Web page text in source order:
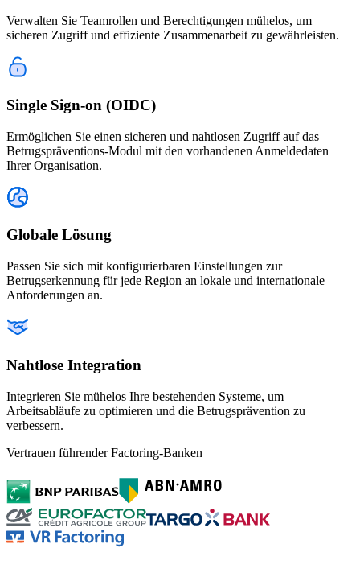
Verwalten Sie Teamrollen und Berechtigungen mühelos, um
sicheren Zugriff und effiziente Zusammenarbeit zu gewährleisten.
Single Sign-on (OIDC)
Ermöglichen Sie einen sicheren und nahtlosen Zugriff auf das
Betrugspräventions-Modul mit den vorhandenen Anmeldedaten
Ihrer Organisation.
Globale Lösung
Passen Sie sich mit konfigurierbaren Einstellungen zur
Betrugserkennung für jede Region an lokale und internationale
Anforderungen an.
Nahtlose Integration
Integrieren Sie mühelos Ihre bestehenden Systeme, um
Arbeitsabläufe zu optimieren und die Betrugsprävention zu
verbessern.
Vertrauen führender Factoring-Banken